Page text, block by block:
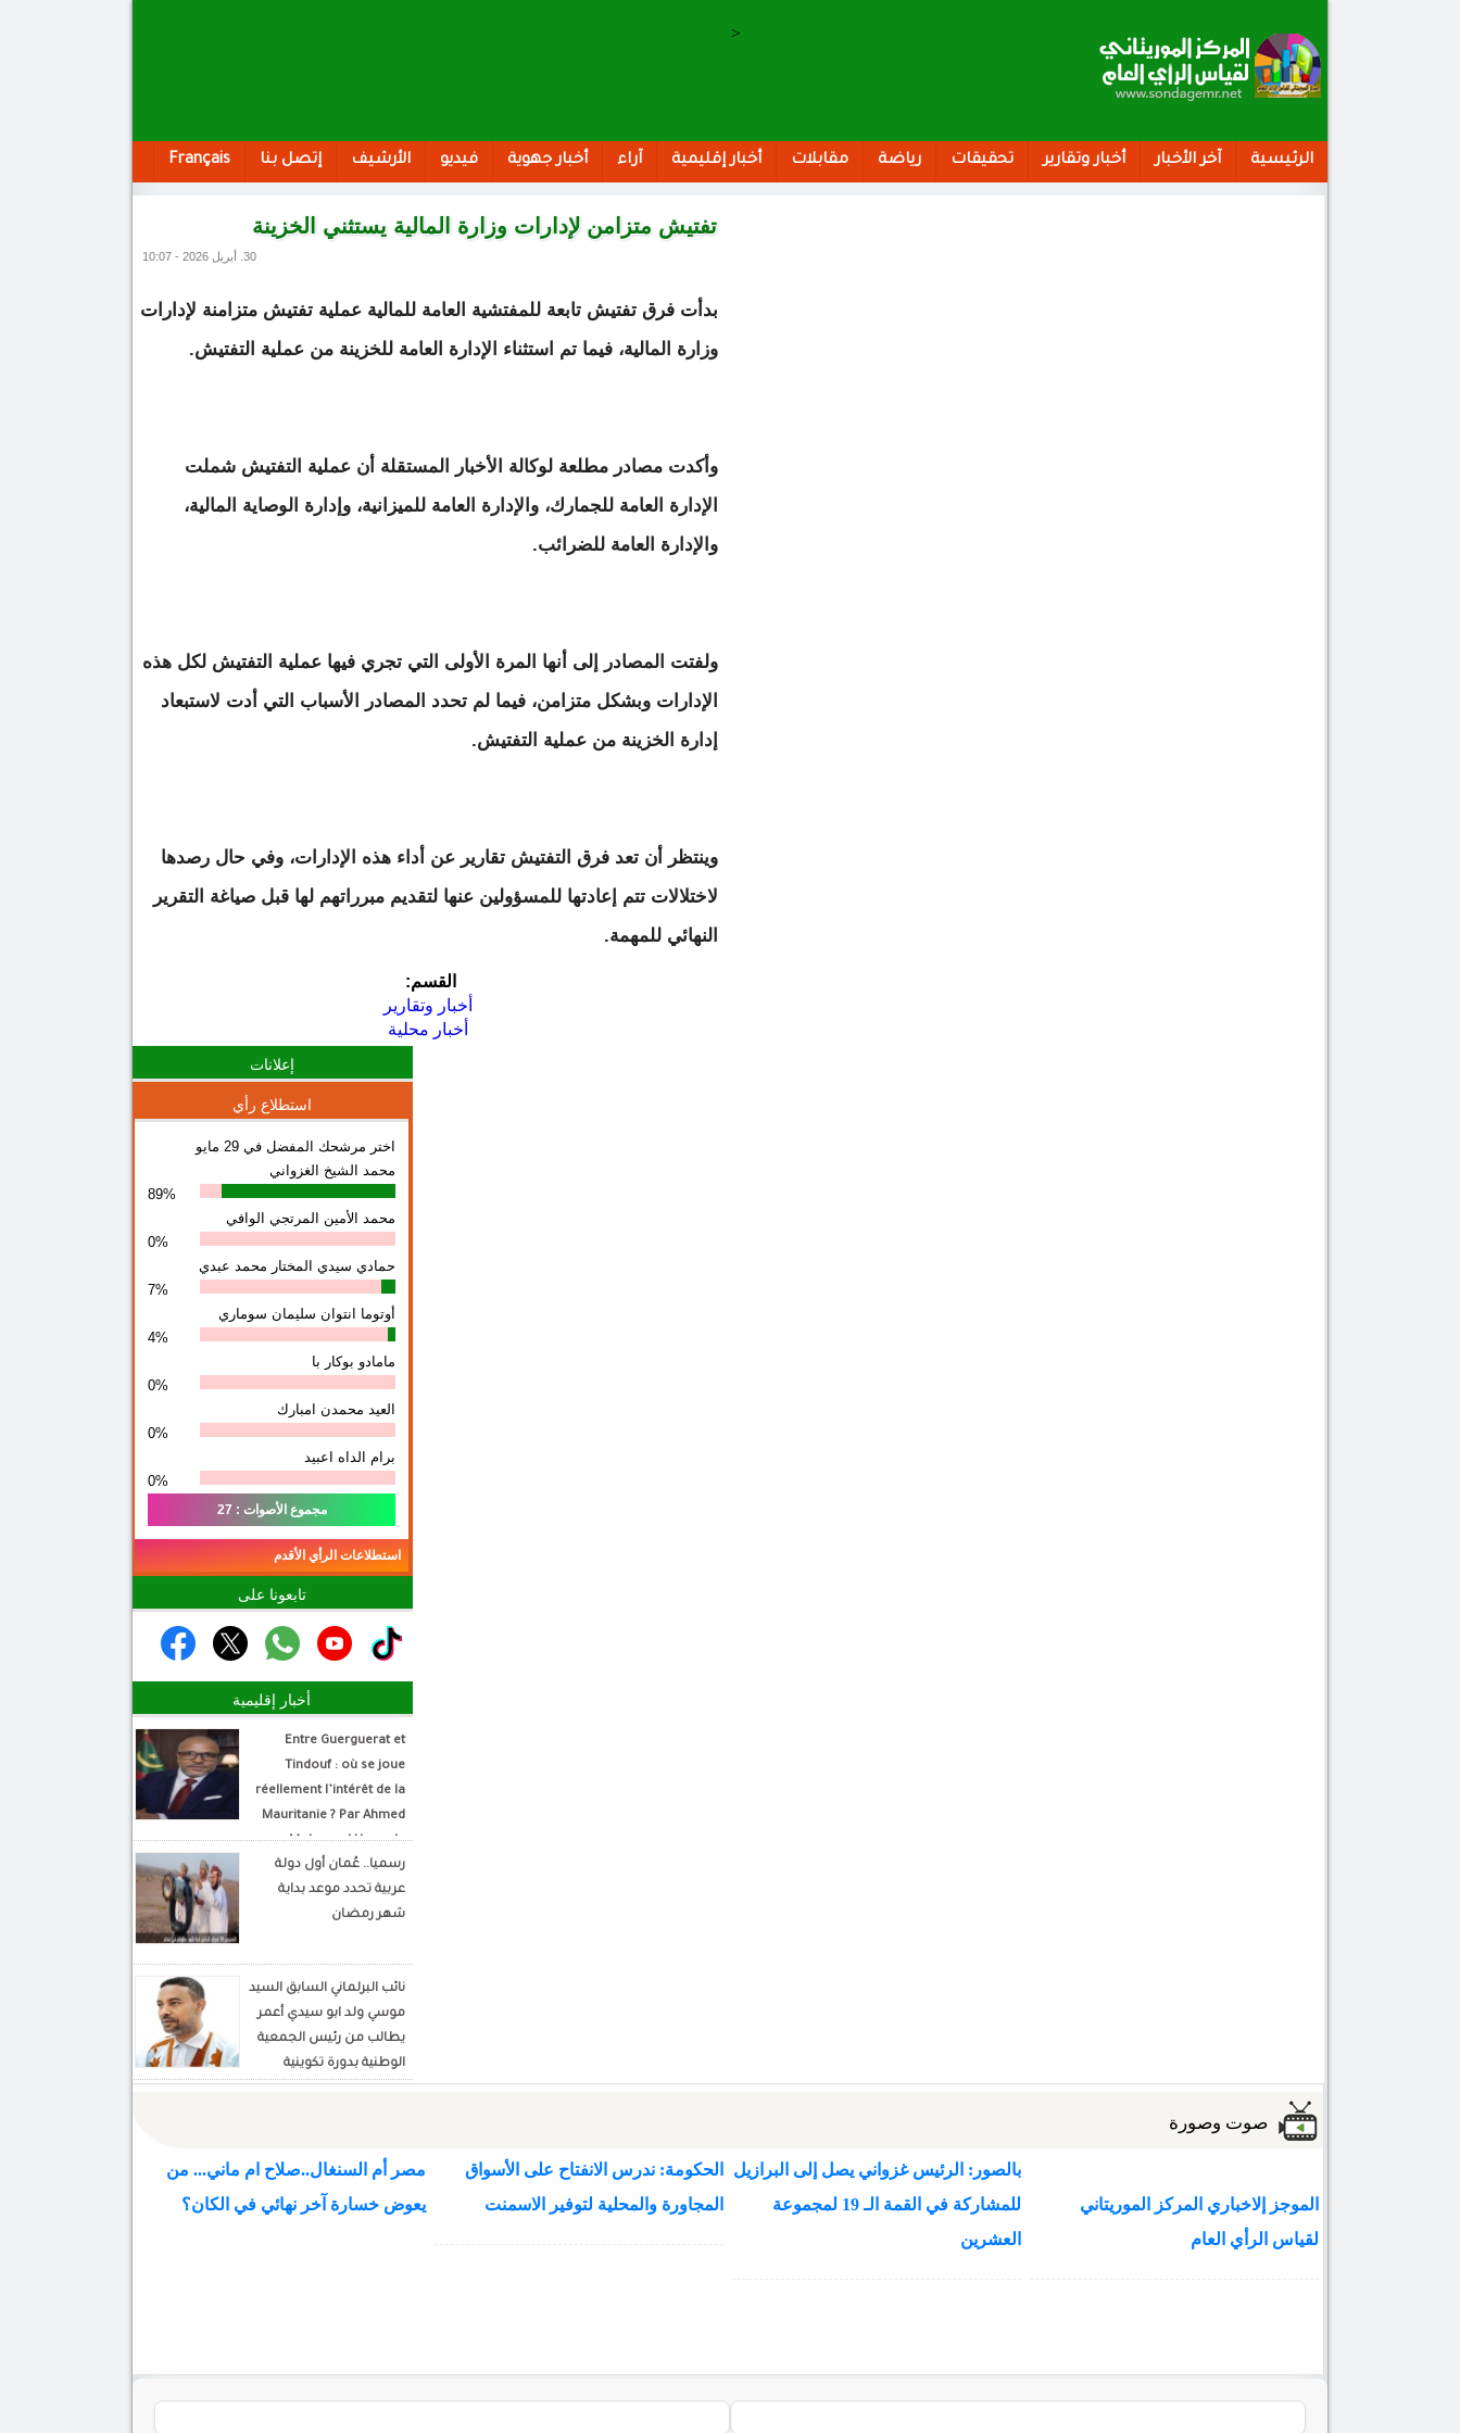
>
الرئيسية آخر الأخبار أخبار وتقارير تحقيقات رياضة مقابلات أخبار إقليمية آراء أخبار جهوية فيديو الأرشيف إتصل بنا Français
تفتيش متزامن لإدارات وزارة المالية يستثني الخزينة
30. أبريل 2026 - 10:07
بدأت فرق تفتيش تابعة للمفتشية العامة للمالية عملية تفتيش متزامنة لإدارات
وزارة المالية، فيما تم استثناء الإدارة العامة للخزينة من عملية التفتيش.
وأكدت مصادر مطلعة لوكالة الأخبار المستقلة أن عملية التفتيش شملت
الإدارة العامة للجمارك، والإدارة العامة للميزانية، وإدارة الوصاية المالية،
والإدارة العامة للضرائب.
ولفتت المصادر إلى أنها المرة الأولى التي تجري فيها عملية التفتيش لكل هذه
الإدارات وبشكل متزامن، فيما لم تحدد المصادر الأسباب التي أدت لاستبعاد
إدارة الخزينة من عملية التفتيش.
وينتظر أن تعد فرق التفتيش تقارير عن أداء هذه الإدارات، وفي حال رصدها
لاختلالات تتم إعادتها للمسؤولين عنها لتقديم مبرراتهم لها قبل صياغة التقرير
النهائي للمهمة.
القسم:
أخبار وتقارير
أخبار محلية
إعلانات
استطلاع رأي
اختر مرشحك المفضل في 29 مايو
محمد الشيخ الغزواني
89%
محمد الأمين المرتجي الوافي
0%
حمادي سيدي المختار محمد عبدي
7%
أوتوما انتوان سلیمان سوماري
4%
مامادو بوكار با
0%
العيد محمدن امبارك
0%
برام الداه اعبيد
0%
مجموع الأصوات : 27
استطلاعات الرأي الأقدم
تابعونا على
أخبار إقليمية
Entre Guerguerat et
Tindouf : où se joue
réellement l’intérêt de la
Mauritanie ? Par Ahmed
Mohamed Hamada
Écrivain et analyste
politique
رسميا.. عُمان أول دولة
عربية تحدد موعد بداية
شهر رمضان
نائب البرلماني السابق السيد
موسي ولد ابو سيدي أعمر
يطالب من رئيس الجمعية
الوطنية بدورة تكوينية
للنواب الجديد
صوت وصورة
الموجز إلاخباري المركز الموريتاني
لقياس الرأي العام
بالصور: الرئيس غزواني يصل إلى البرازيل
للمشاركة في القمة الـ 19 لمجموعة
العشرين
الحكومة: ندرس الانفتاح على الأسواق
المجاورة والمحلية لتوفير الاسمنت
مصر أم السنغال..صلاح ام ماني... من
يعوض خسارة آخر نهائي في الكان؟